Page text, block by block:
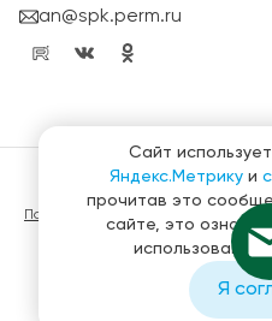
an@spk.perm.ru
© ГК
Политика конфиденциальности в
Материалы, представленные
Создание и
Сайт
Яндекс.Метрику и
прочитав это
сайте, это
использования
Я